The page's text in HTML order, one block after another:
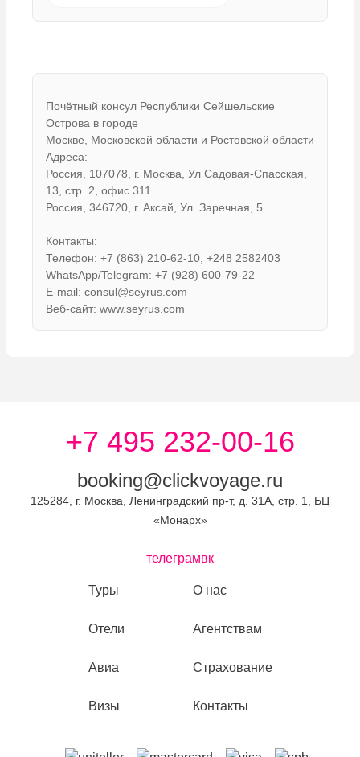
Почётный консул Республики Сейшельские
Острова в городе
Москве, Московской области и Ростовской области
Адреса:
Россия, 107078, г. Москва, Ул Садовая-Спасская,
13, стр. 2, офис 311
Россия, 346720, г. Аксай, Ул. Заречная, 5
Контакты:
Телефон: +7 (863) 210-62-10, +248 2582403
WhatsApp/Telegram: +7 (928) 600-79-22
E-mail: consul@seyrus.com
Веб-сайт: www.seyrus.com
Туры
Отели
Авиа
Визы
О нас
Агентствам
Страхование
Контакты
+7 495 232-00-16
booking@clickvoyage.ru
125284, г. Москва, Ленинградский пр-т, д. 31А, стр. 1, БЦ
«Монарх»
телеграмвк